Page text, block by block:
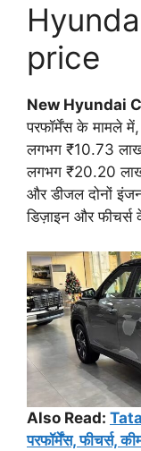
price
New Hyundai
परफॉर्मेंस के मामले
लगभग ₹10.73
लगभग ₹20.20
और डीजल दोनों
डिज़ाइन और फीचर्स
Also Read:
परफॉर्मेंस, फीचर्स,